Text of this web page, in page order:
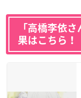
「高橋李依
果はこちら！